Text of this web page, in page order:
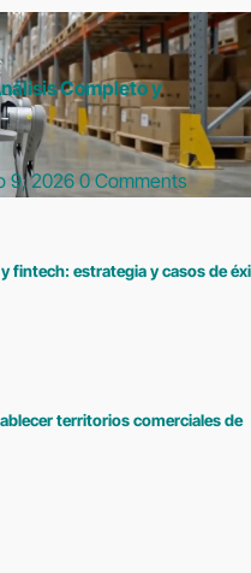
Completo y
9, 2026 0 Comments
fintech: estrategia y casos de
territorios comerciales de